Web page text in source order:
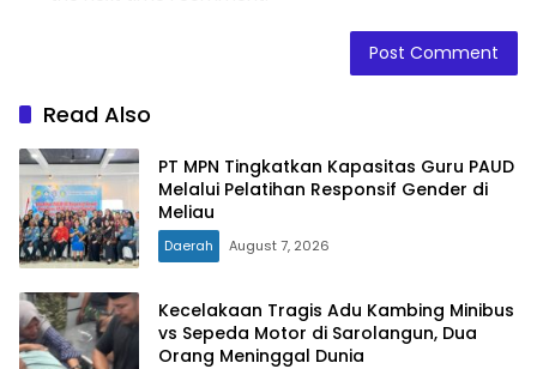
Read Also
PT MPN Tingkatkan Kapasitas Guru PAUD
Melalui Pelatihan Responsif Gender di
Meliau
Daerah August 7, 2026
Kecelakaan Tragis Adu Kambing Minibus
vs Sepeda Motor di Sarolangun, Dua
Orang Meninggal Dunia